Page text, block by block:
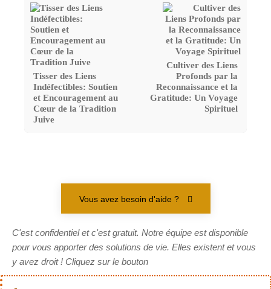
Tisser des Liens
Indéfectibles: Soutien
et Encouragement au
Cœur de la Tradition
Juive
Cultiver des Liens
Profonds par la
Reconnaissance et la
Gratitude: Un Voyage
Spirituel
Vous avez besoin d'aide ?
C'est confidentiel et c'est gratuit. Notre équipe est disponible
pour vous apporter des solutions de vie. Elles existent et vous
y avez droit ! Cliquez sur le bouton